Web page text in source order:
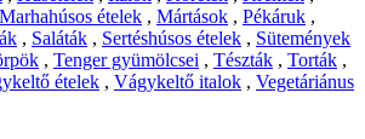
Marhahúsos ételek , Mártások , Pékáruk ,
, Saláták , Sertéshúsos ételek , Sütemények
, Tenger gyümölcsei , Tészták , Torták ,
ételek , Vágykeltő italok , Vegetáriánus